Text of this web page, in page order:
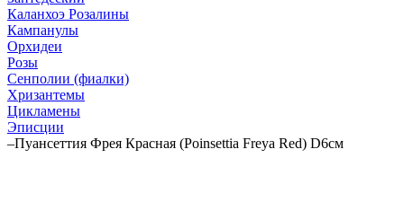
Каланхоэ Розалины
Кампанулы
Орхидеи
Розы
Сенполии (фиалки)
Хризантемы
Цикламены
Эписции
–Пуансеттия Фрея Красная (Poinsettia Freya Red) D6см